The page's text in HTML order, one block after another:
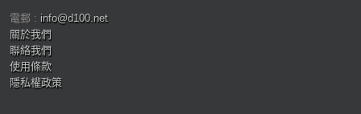
電郵 : info@d100.net
關於我們
聯絡我們
使用條款
隱私權政策